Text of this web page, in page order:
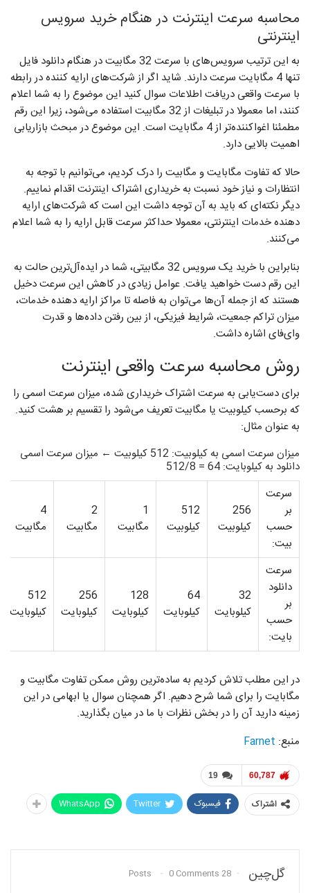
محاسبه سرعت اینترنت در هنگام خرید سرویس
اینترنتی
به این ترتیب سرویس‌های با سرعت 32 مگابیت در هنگام دانلود فایل
تنها 4 مگابایت سرعت دارند. شاید اگر از شرکت‌های ارایه کننده در رابطه
با سرعت واقعی دریافت اطلاعات سوال کنید این موضوع را به شما اعلام
کنند، اما معمولا در تبلیغات از 32 مگابیت استفاده می‌شود، زیرا این رقم
مطمئنا اغواکننده‌تر از 4 مگابایت است. این موضوع در مبحث بازاریابی
اهمیت بالایی دارد.
حالا که تفاوت مگابایت و مگابیت را درک کردیم، می‌توانیم با توجه به
انتظارات و نیاز خود نسبت به خریداری اشتراک اینترنت اقدام نماییم.
دیگر نکته‌ای که باید به آن توجه داشت این است که شرکت‌های ارایه
دهنده خدمات اینترنتی، معمولا حداکثر سرعت قابل ارایه را به شما اعلام
می‌کنند.
بنابراین با خرید یک سرویس 32 مگابیتی، شما در ایده‌آل‌ترین حالت به
این رقم دست خواهید یافت. عوامل زیادی در کاهش این سرعت دخیل
هستند که از جمله آن‌ها می‌توان به فاصله تا مراکز ارایه دهنده خدمات،
میزان تراکم جمعیت، شرایط فیزیکی، از بین رفتن داده‌ها و قدرت
وای‌فای اشاره داشت.
روش محاسبه سرعت واقعی اینترنت
برای دست‌یابی به سرعت اشتراک خریداری شده، میزان سرعت اسمی را
که برحسب کیلوبیت یا مگابیت تعریف می‌شود را تقسیم بر هشت کنید.
به عنوان مثال:
میزان سرعت اسمی به کیلوبیت: 512 کیلوبیت ← میزان سرعت اسمی
دانلود به کیلوبایت: 64 = 512/8
سرعت
بر
حسب
بیت:
256
کیلوبیت
512
کیلوبیت
1
مگابیت
2
مگابیت
4
مگابیت
سرعت
دانلود
بر
حسب
بایت:
32
کیلوبایت
64
کیلوبایت
128
کیلوبایت
256
کیلوبایت
512
کیلوبایت
در این مطلب تلاش کردیم به ساده‌ترین روش ممکن تفاوت مگابیت و
مگابایت را برای شما شرح دهیم. اگر همچنان سوال یا ابهامی در این
زمینه دارید آن را در بخش نظرات با ما در میان بگذارید.
منبع: Farnet
19 60,787
اشتراک فیسبوک Twitter
WhatsApp
گل‌چین 28 Posts
0 Comments